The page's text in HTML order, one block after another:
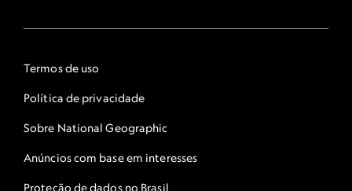
Termos de uso
Política de privacidade
Sobre National Geographic
Anúncios com base em interesses
Proteção de dados no Brasil